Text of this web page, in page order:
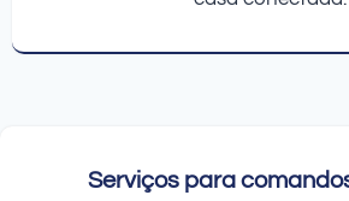
Serviços para